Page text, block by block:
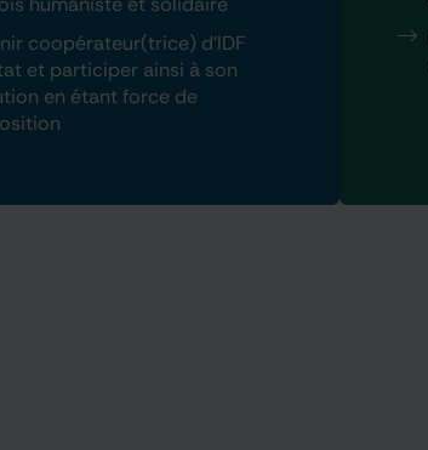
coopérateur(trice) d'IDF
et participer ainsi à son
en étant force de